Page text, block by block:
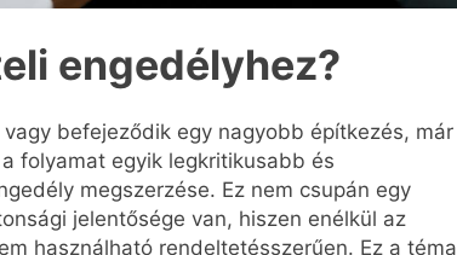
engedélyhez?
befejeződik egy nagyobb építkezés, már
folyamat egyik legkritikusabb és
megszerzése. Ez nem csupán egy
jelentősége van, hiszen enélkül az
használható rendeltetésszerűen. Ez a téma